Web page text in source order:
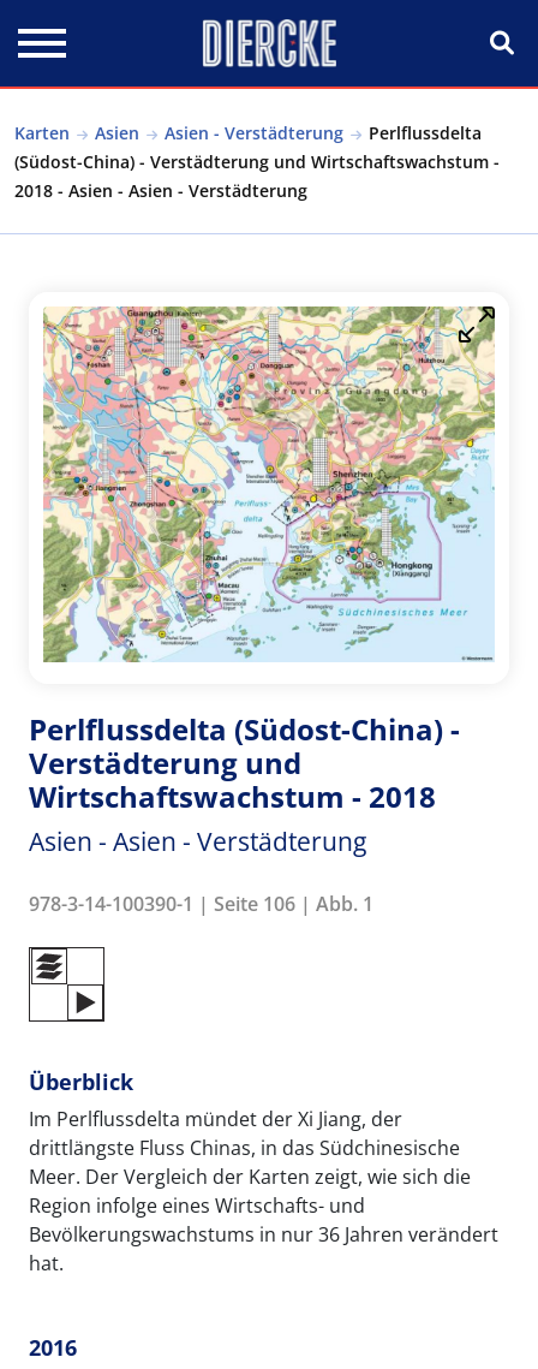
Karten Asien Asien - Verstädterung
Perlflussdelta
(Südost-China) - Verstädterung und Wirtschaftswachstum -
2018 - Asien - Asien - Verstädterung
Perlflussdelta (Südost-China) -
Verstädterung und
Wirtschaftswachstum - 2018
Asien - Asien - Verstädterung
978-3-14-100390-1 | Seite 106 | Abb. 1
Überblick
Im Perlflussdelta mündet der Xi Jiang, der
drittlängste Fluss Chinas, in das Südchinesische
Meer. Der Vergleich der Karten zeigt, wie sich die
Region infolge eines Wirtschafts- und
Bevölkerungswachstums in nur 36 Jahren verändert
hat.
2016